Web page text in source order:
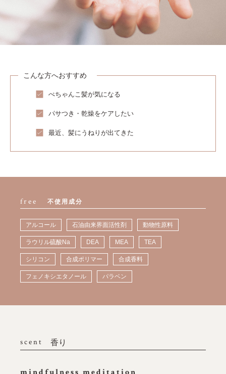
こんな方へおすすめ
ぺちゃんこ髪が気になる
パサつき・乾燥をケアしたい
最近、髪にうねりが出てきた
free 不使用成分
アルコール 石油由来界面活性剤 動物性原料
ラウリル硫酸Na DEA MEA TEA
シリコン 合成ポリマー 合成香料
フェノキシエタノール パラベン
scent 香り